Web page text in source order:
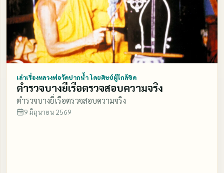
ของตัวไว้ ได้บวชบวชหลานได้ทำบุญ ไว้ ไอ้เครื่องที่บวชไว้
นั่นแหล่ะ เครื่องอัฐฐะ หรืออะไรทุกชนิด จะทอดกฐิน ผ้าป่า
นั่นแหล่ะ ไอ้ของหยาบนี่แหล่ะ ถ้าทำ ประณีต มันก็ขึ้นไป
ประณีตอยู่บนโน้น ถ้าทำไม่ประณีต มันก็ไม่ ประณีตอยู่บน
โน้น สวย มันก็ไปสวยอยู่บนโน้น จะทำบุญให้ ทานอะไร ชาม
ปากแตกปากวิ่นอะไร มันก็ไปวิ่นอยู่บนโน้น ถ้า สวย มันก็ไป
สวยอยู่บนโน้น ทีนี้ทางฝ่ายลูกหลานทางนี้เค้าก็ทำ บุญไปให้
เค้าทำบุญไปให้ทางโน้นเค้าก็รับรู้ ลูกหลานคนนั้น คนนี้ ได้
ทำบุญอุทิศมาให้กับผู้ตาย อย่างนี้ อย่างนั้น ได้รับตาม หน้าที่
เล่าเรื่องหลวงพ่อวัดปากน้ำ โดยศิษย์ผู้ใกล้ชิด
ตำรวจบางยี่เรือตรวจสอบความจริง
ตำรวจบางยี่เรือตรวจสอบความจริง
9 มิถุนายน 2569